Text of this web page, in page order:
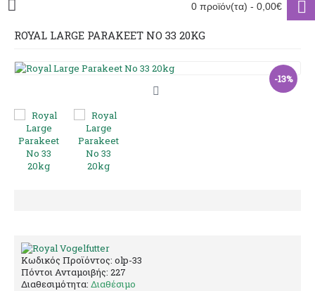
0 προϊόν(τα) - 0,00€
ROYAL LARGE PARAKEET NO 33 20KG
-13%
Κωδικός Προϊόντος: olp-33
Πόντοι Ανταμοιβής: 227
Διαθεσιμότητα: Διαθέσιμο